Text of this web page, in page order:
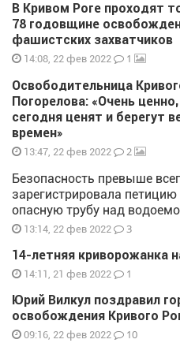
В Кривом Роге проходят
78 годовщине
фашистских захватчиков
14:08, 22 фев 2022 1
Освободительница
Погорелова: «Очень
сегодня ценят и берегут
времен»
13:47, 22 фев 2022 2
Безопасность превыше
зарегистрировала
опасную трубу над
13:14, 22 фев 2022 3
14-летняя криворожанка
14:11, 21 фев 2022 1
Юрий Вилкул поздравил
освобождения Кривого
09:16, 22 фев 2022 10